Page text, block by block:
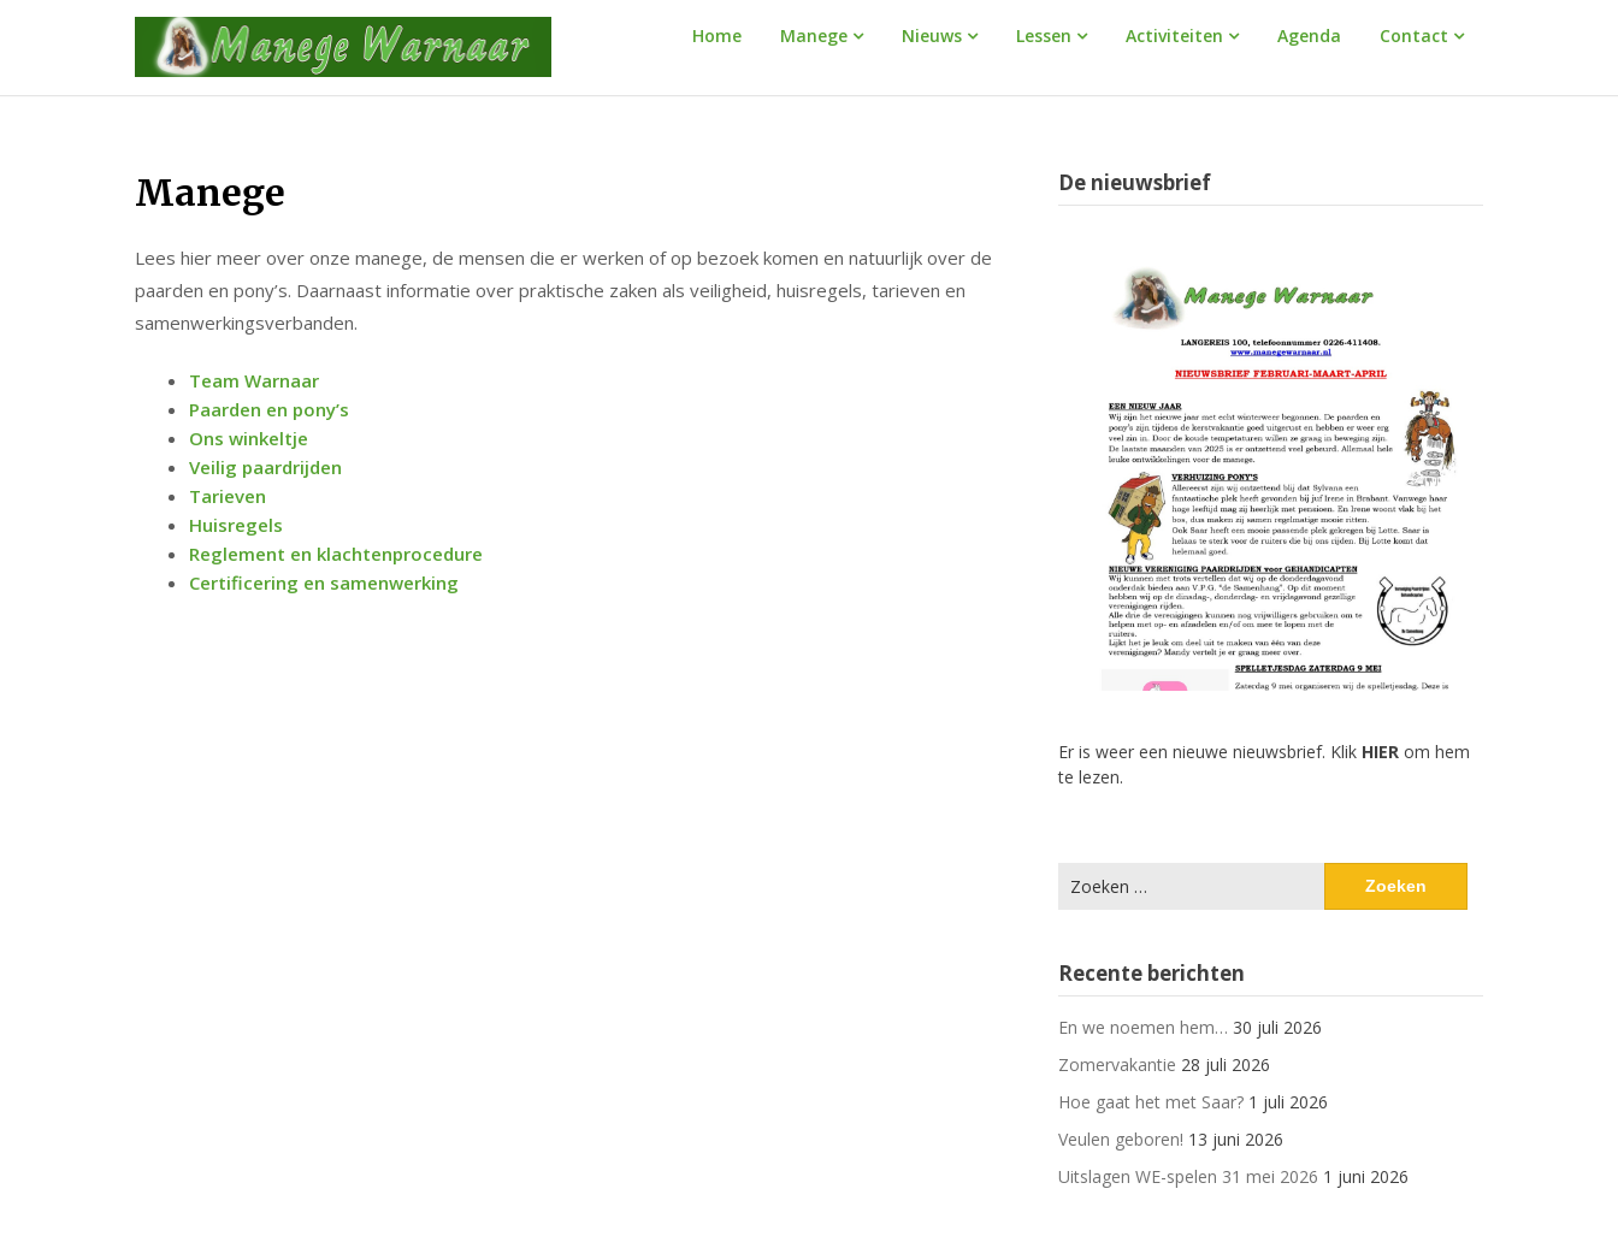
Home Manege Nieuws Lessen Activiteiten Agenda Contact
Manege
Lees hier meer over onze manege, de mensen die er werken of op bezoek komen en natuurlijk over de
paarden en pony’s. Daarnaast informatie over praktische zaken als veiligheid, huisregels, tarieven en
samenwerkingsverbanden.
Team Warnaar
Paarden en pony’s
Ons winkeltje
Veilig paardrijden
Tarieven
Huisregels
Reglement en klachtenprocedure
Certificering en samenwerking
De nieuwsbrief
Er is weer een nieuwe nieuwsbrief. Klik HIER om hem
te lezen.
naar:
Recente berichten
En we noemen hem… 30 juli 2026
Zomervakantie 28 juli 2026
Hoe gaat het met Saar? 1 juli 2026
Veulen geboren! 13 juni 2026
Uitslagen WE-spelen 31 mei 2026 1 juni 2026